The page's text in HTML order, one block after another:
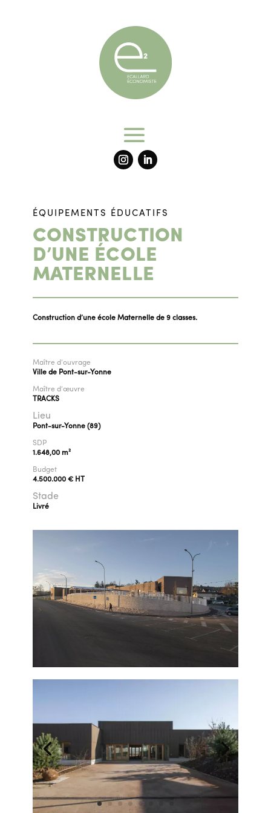
ÉQUIPEMENTS ÉDUCATIFS
CONSTRUCTION
D’UNE ÉCOLE
MATERNELLE
Construction d’une école Maternelle de 9 classes.
Maître d’ouvrage
Ville de Pont-sur-Yonne
Maître d’œuvre
TRACKS
Lieu
Pont-sur-Yonne (89)
SDP
1.648,00 m²
Budget
4.500.000 € HT
Stade
Livré